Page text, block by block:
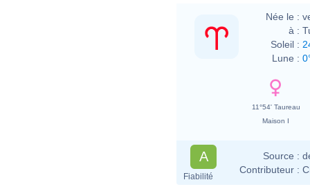
Née le :
à :
Soleil :
Lune :
11°54' Taureau
Maison I
A
Fiabilité
Source :
Contributeur :